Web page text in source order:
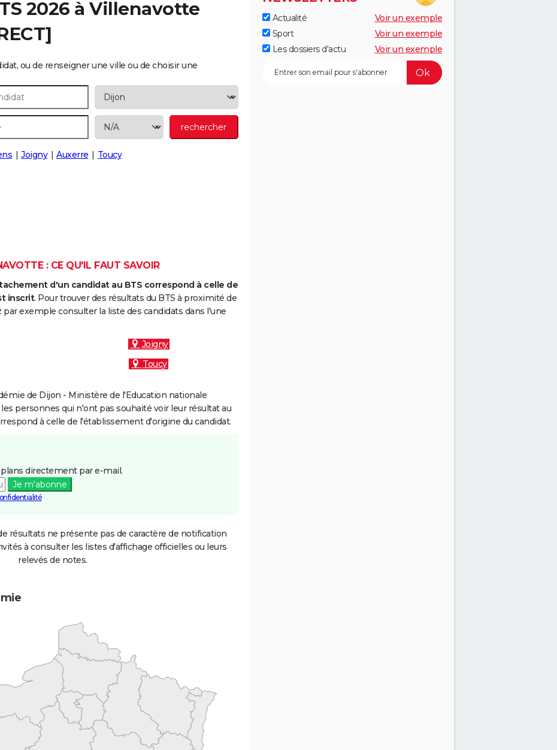
2026 à Villenavotte
ou de renseigner une ville ou de choisir une
Joigny Auxerre Toucy
: CE QU'IL FAUT SAVOIR
d'un candidat au BTS correspond à celle de
inscrit. Pour trouver des résultats du BTS à proximité de
par exemple consulter la liste des candidats dans l'une
Joigny
Toucy
de Dijon - Ministère de l'Education nationale
personnes qui n'ont pas souhaité voir leur résultat au
à celle de l'établissement d'origine du candidat.
directement par e-mail.
Je m'abonne
résultats ne présente pas de caractère de notification
à consulter les listes d'affichage officielles ou leurs
relevés de notes.
Actualité
Voir un exemple
Sport
Voir un exemple
Les dossiers d'actu
Voir un exemple